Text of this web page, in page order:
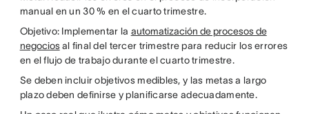
manual en un 30 % en el cuarto trimestre.
Objetivo: Implementar la automatización de procesos de
negociosal final del tercer trimestre para reducir los errores
en el flujo de trabajo durante el cuarto trimestre.
Se deben incluir objetivos medibles, y las metas a largo
plazo deben definirse y planificarse adecuadamente.